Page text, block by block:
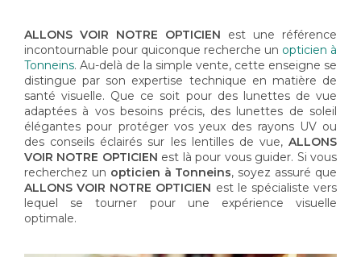
ALLONS VOIR NOTRE OPTICIEN est une référence
incontournable pour quiconque recherche un opticien à
Tonneins. Au-delà de la simple vente, cette enseigne se
distingue par son expertise technique en matière de
santé visuelle. Que ce soit pour des lunettes de vue
adaptées à vos besoins précis, des lunettes de soleil
élégantes pour protéger vos yeux des rayons UV ou
des conseils éclairés sur les lentilles de vue, ALLONS
VOIR NOTRE OPTICIEN est là pour vous guider. Si vous
recherchez un opticien à Tonneins, soyez assuré que
ALLONS VOIR NOTRE OPTICIEN est le spécialiste vers
lequel se tourner pour une expérience visuelle
optimale.